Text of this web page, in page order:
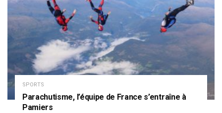
SPORTS
Parachutisme, l’équipe de France s’entraîne à
Pamiers